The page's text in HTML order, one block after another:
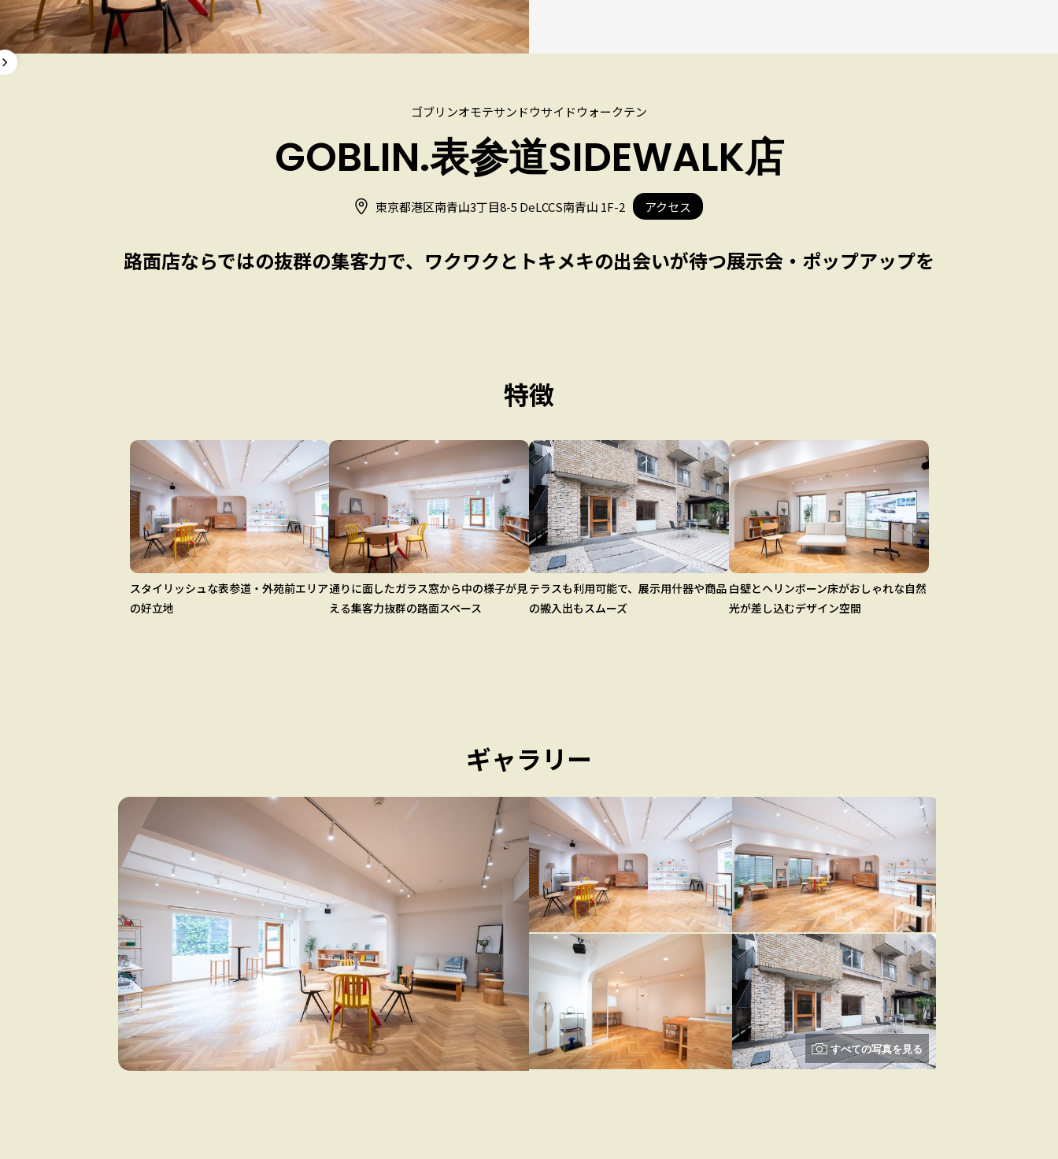
ゴブリンオモテサンドウサイドウォークテン
GOBLIN.表参道SIDEWALK店
東京都港区南青山3丁目8-5 DeLCCS南青山 1F-2 アクセス
路面店ならではの抜群の集客力で、ワクワクとトキメキの出会いが待つ展示会・ポップアップを
特徴
スタイリッシュな表参道・外苑前エリア
の好立地
通りに面したガラス窓から中の様子が見
える集客力抜群の路面スペース
テラスも利用可能で、展示用什器や商品
の搬入出もスムーズ
白壁とヘリンボーン床がおしゃれな自然
光が差し込むデザイン空間
ギャラリー
すべての写真を見る